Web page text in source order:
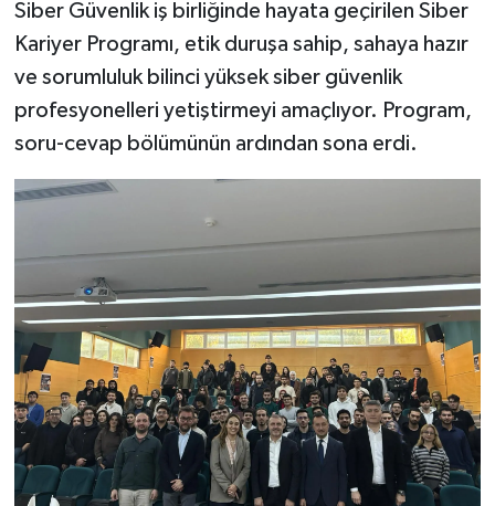
Siber Güvenlik iş birliğinde hayata geçirilen Siber
Kariyer Programı, etik duruşa sahip, sahaya hazır
ve sorumluluk bilinci yüksek siber güvenlik
profesyonelleri yetiştirmeyi amaçlıyor. Program,
soru-cevap bölümünün ardından sona erdi.